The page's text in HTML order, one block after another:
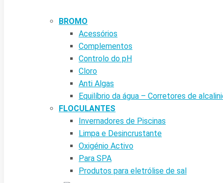
BROMO
Acessórios
Complementos
Controlo do pH
Cloro
Anti Algas
Equilíbrio da água – Corretores de
FLOCULANTES
Invernadores de Piscinas
Limpa e Desincrustante
Oxigénio Activo
Para SPA
Produtos para eletrólise de sal